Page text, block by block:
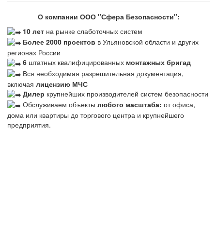
О компании ООО "Сфера Безопасности":
10 лет на рынке слаботочных систем
Более 2000 проектов в Ульяновской области и других
регионах России
6 штатных квалифицированных монтажных бригад
Вся необходимая разрешительная документация,
включая лицензию МЧС
Дилер крупнейших производителей систем безопасности
Обслуживаем объекты любого масштаба: от офиса,
дома или квартиры до торгового центра и крупнейшего
предприятия.